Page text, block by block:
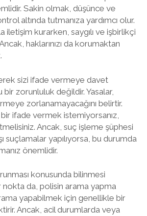
Sakin olmak, düşünce ve
altında tutmanıza yardımcı olur.
iletişim kurarken, saygılı ve işbirlikçi
haklarınızı da korumaktan
sizi ifade vermeye davet
bir zorunluluk değildir. Yasalar,
zorlanamayacağını belirtir.
ifade vermek istemiyorsanız,
Ancak, suç işleme şüphesi
suçlamalar yapılıyorsa, bu durumda
önemlidir.
konusunda bilinmesi
da, polisin arama yapma
yapabilmek için genellikle bir
Ancak, acil durumlarda veya